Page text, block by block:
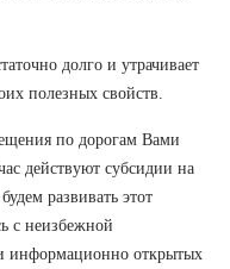
долго и утрачивает
полезных свойств.
по дорогам Вами
действуют субсидии на
развивать этот
с неизбежной
информационно открытых